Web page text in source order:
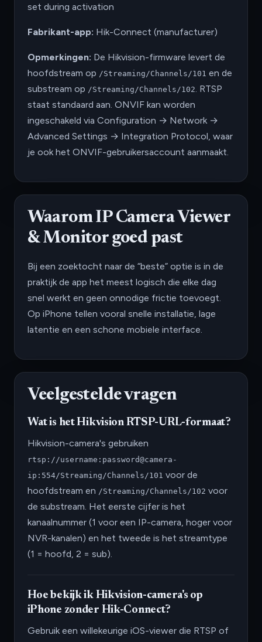
set during activation
Fabrikant-app: Hik-Connect (manufacturer)
Opmerkingen: De Hikvision-firmware levert de
hoofdstream op /Streaming/Channels/101 en de
substream op /Streaming/Channels/102. RTSP
staat standaard aan. ONVIF kan worden
ingeschakeld via Configuration → Network →
Advanced Settings → Integration Protocol, waar
je ook het ONVIF-gebruikersaccount aanmaakt.
Waarom IP Camera Viewer
& Monitor goed past
Bij een zoektocht naar de “beste” optie is in de
praktijk de app het meest logisch die elke dag
snel werkt en geen onnodige frictie toevoegt.
Op iPhone tellen vooral snelle installatie, lage
latentie en een schone mobiele interface.
Veelgestelde vragen
Wat is het Hikvision RTSP-URL-formaat?
Hikvision-camera's gebruiken
rtsp://username:password@camera-
ip:554/Streaming/Channels/101 voor de
hoofdstream en /Streaming/Channels/102 voor
de substream. Het eerste cijfer is het
kanaalnummer (1 voor een IP-camera, hoger voor
NVR-kanalen) en het tweede is het streamtype
(1 = hoofd, 2 = sub).
Hoe bekijk ik Hikvision-camera's op
iPhone zonder Hik-Connect?
Gebruik een willekeurige iOS-viewer die RTSP of